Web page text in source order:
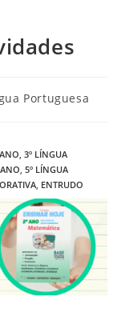
Portuguesa
, 3º LÍNGUA
, 5º LÍNGUA
, ENTRUDO